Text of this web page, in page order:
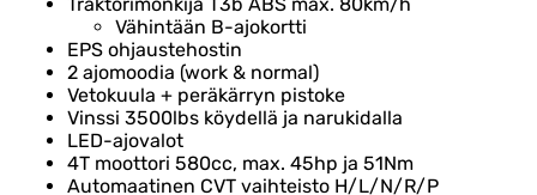
Traktorimönkijä T3b ABS max. 80km/h
Vähintään B-ajokortti
EPS ohjaustehostin
2 ajomoodia (work & normal)
Vetokuula + peräkärryn pistoke
Vinssi 3500lbs köydellä ja narukidalla
LED-ajovalot
4T moottori 580cc, max. 45hp ja 51Nm
Automaatinen CVT vaihteisto H/L/N/R/P